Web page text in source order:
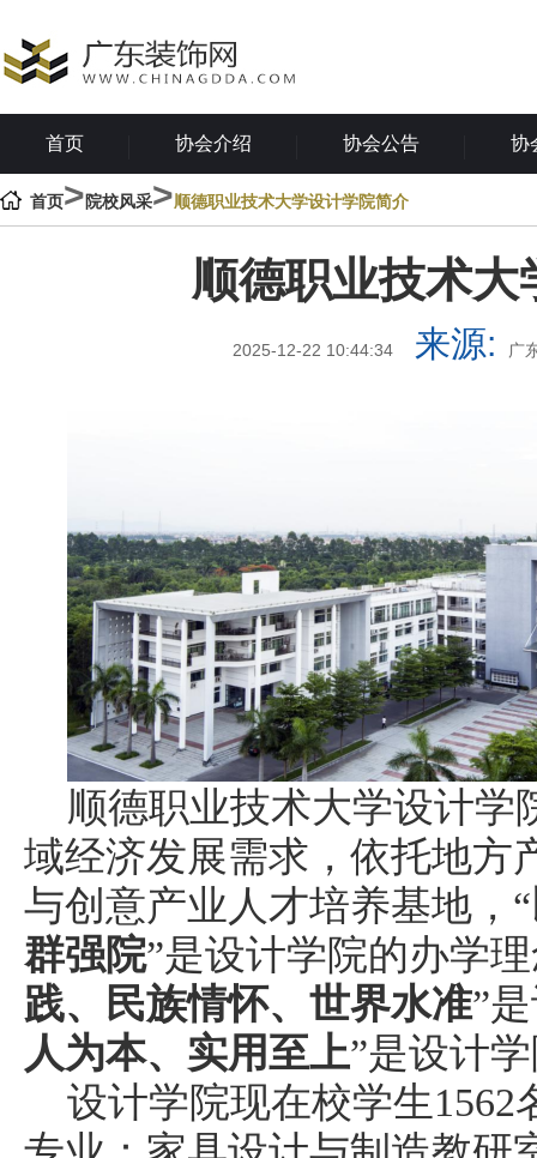
首页 协会介绍 协会公告 协
首页>院校风采>顺德职业技术大学设计学院简介
顺德职业技术
2025-12-22 10:44:34 来源: 广
顺德职业技术大学设计学
域经济发展需求，依托地方
与创意产业人才培养基地， “
群强院”是设计学院的办学
践、民族情怀、世界水准”是
人为本、 实用至上”是设计
设计学院现在校学生1562